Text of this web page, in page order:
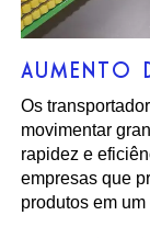
AUMENTO
Os
movimentar
rapidez e
empresas que
produtos em